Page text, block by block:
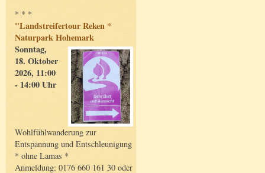
* * *
"Landstreifertour Reken *
Naturpark Hohemark
Sonntag,
18. Oktober
2026, 11:00
- 14:00 Uhr
Wohlfühlwanderung zur
Entspannung und Entschleunigung
* ohne Lamas *
Anmeldung: 0176 660 161 30 oder